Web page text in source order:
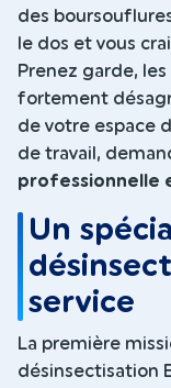
des
le dos et vous
Prenez garde,
fortement
de votre espace
de travail,
professionnelle
Un
service
La première
désinsectisation